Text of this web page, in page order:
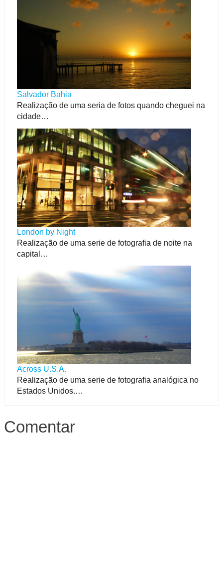
Salvador Bahia
Realização de uma seria de fotos quando cheguei na
cidade…
London by Night
Realização de uma serie de fotografia de noite na
capital…
Across U.S.A.
Realização de uma serie de fotografia analógica no
Estados Unidos.…
Comentar